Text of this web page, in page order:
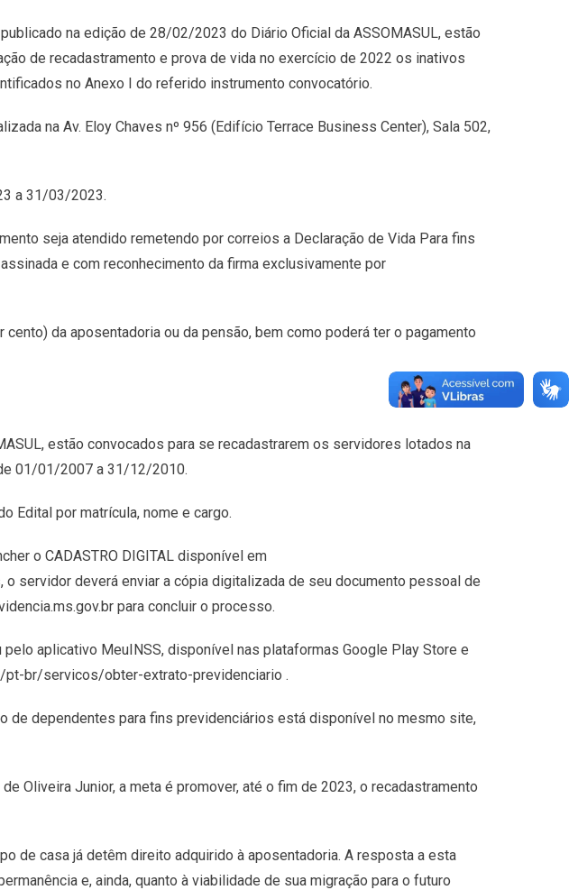
na edição de 28/02/2023 do Diário Oficial da ASSOMASUL, estão
de recadastramento e prova de vida no exercício de 2022 os inativos
no Anexo I do referido instrumento convocatório.
na Av. Eloy Chaves nº 956 (Edifício Terrace Business Center), Sala 502,
a 31/03/2023.
seja atendido remetendo por correios a Declaração de Vida Para fins
e com reconhecimento da firma exclusivamente por
da aposentadoria ou da pensão, bem como poderá ter o pagamento
estão convocados para se recadastrarem os servidores lotados na
01/01/2007 a 31/12/2010.
Edital por matrícula, nome e cargo.
o CADASTRO DIGITAL disponível em
servidor deverá enviar a cópia digitalizada de seu documento pessoal de
para concluir o processo.
aplicativo MeuINSS, disponível nas plataformas Google Play Store e
pt-br/servicos/obter-extrato-previdenciario .
de dependentes para fins previdenciários está disponível no mesmo site,
Oliveira Junior, a meta é promover, até o fim de 2023, o recadastramento
de casa já detêm direito adquirido à aposentadoria. A resposta a esta
e, ainda, quanto à viabilidade de sua migração para o futuro